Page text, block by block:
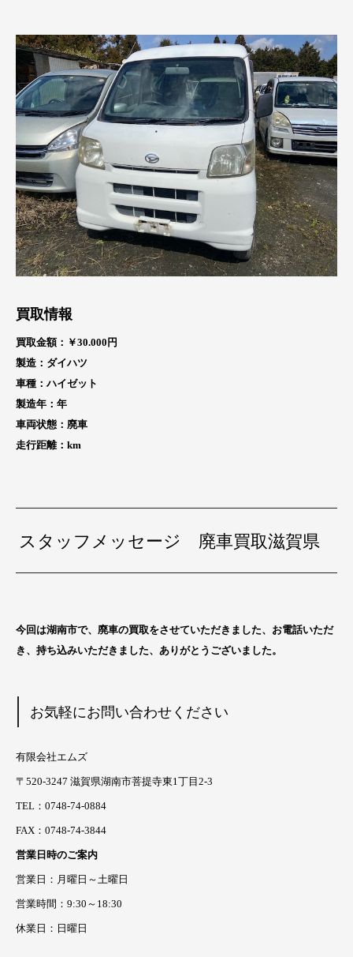
買取情報
買取金額：￥30.000円
製造：ダイハツ
車種：ハイゼット
製造年： 年
車両状態：廃車
走行距離： km
スタッフメッセージ 廃車買取滋賀県
今回は湖南市で、廃車の買取をさせていただきました、お電話いただ
き、持ち込みいただきました、ありがとうございました。
お気軽にお問い合わせください
有限会社エムズ
〒520-3247 滋賀県湖南市菩提寺東1丁目2-3
TEL：0748-74-0884
FAX：0748-74-3844
営業日時のご案内
営業日：月曜日～土曜日
営業時間：9:30～18:30
休業日：日曜日